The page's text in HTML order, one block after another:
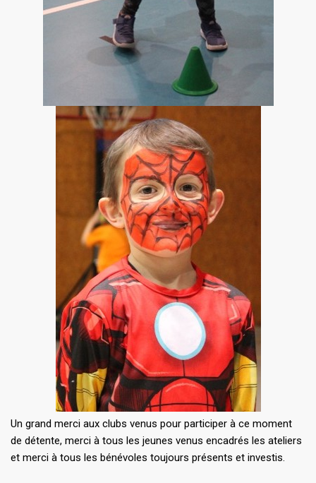
Un grand merci aux clubs venus pour participer à ce moment
de détente, merci à tous les jeunes venus encadrés les ateliers
et merci à tous les bénévoles toujours présents et investis.